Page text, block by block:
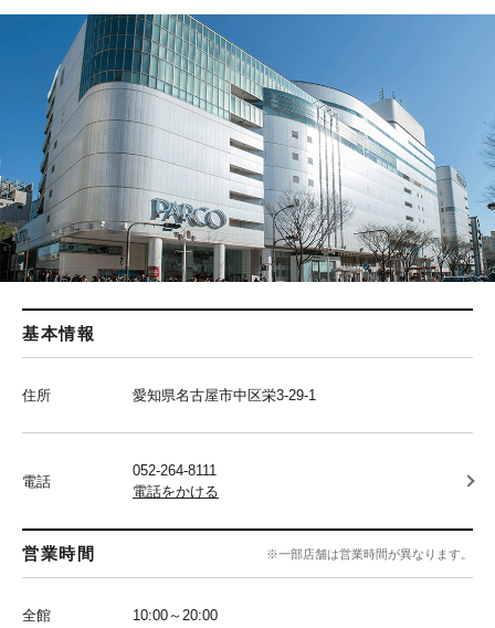
基本情報
住所 愛知県名古屋市中区栄3-29-1
電話
052-264-8111
電話をかける
営業時間 ※一部店舗は営業時間が異なります。
全館 10:00～20:00